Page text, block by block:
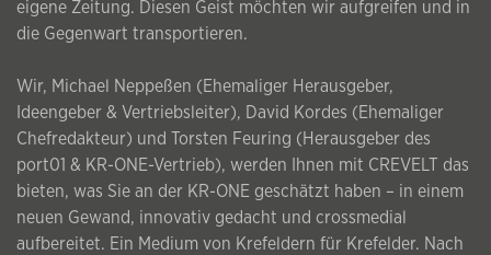
eigene Zeitung. Diesen Geist möchten wir aufgreifen und in
die Gegenwart transportieren.
Wir, Michael Neppeßen (Ehemaliger Herausgeber,
Ideengeber & Vertriebsleiter), David Kordes (Ehemaliger
Chefredakteur) und Torsten Feuring (Herausgeber des
port01 & KR-ONE-Vertrieb), werden Ihnen mit CREVELT das
bieten, was Sie an der KR-ONE geschätzt haben – in einem
neuen Gewand, innovativ gedacht und crossmedial
aufbereitet. Ein Medium von Krefeldern für Krefelder. Nach